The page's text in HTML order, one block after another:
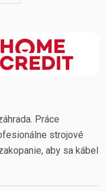
Práce
strojové
aby sa kábel